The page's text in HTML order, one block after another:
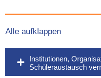
Alle aufklappen
Institutionen,
Schüleraustausch